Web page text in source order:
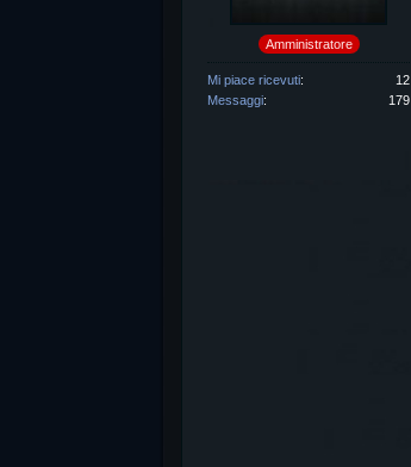
Amministratore
Mi piace ricevuti
12
Messaggi
179